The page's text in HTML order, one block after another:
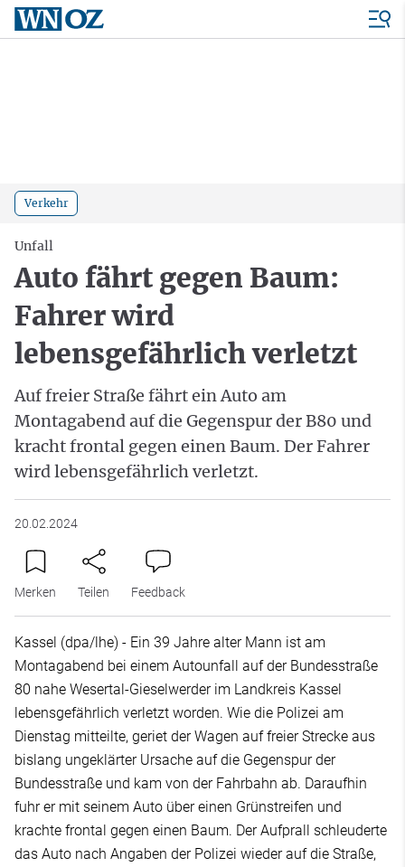
Verkehr
Unfall
Auto fährt gegen Baum:
Fahrer wird
lebensgefährlich verletzt
Auf freier Straße fährt ein Auto am
Montagabend auf die Gegenspur der B80 und
kracht frontal gegen einen Baum. Der Fahrer
wird lebensgefährlich verletzt.
20.02.2024
Merken Teilen Feedback
Kassel (dpa/lhe) - Ein 39 Jahre alter Mann ist am
Montagabend bei einem Autounfall auf der Bundesstraße
80 nahe Wesertal-Gieselwerder im Landkreis Kassel
lebensgefährlich verletzt worden. Wie die Polizei am
Dienstag mitteilte, geriet der Wagen auf freier Strecke aus
bislang ungeklärter Ursache auf die Gegenspur der
Bundesstraße und kam von der Fahrbahn ab. Daraufhin
fuhr er mit seinem Auto über einen Grünstreifen und
krachte frontal gegen einen Baum. Der Aufprall schleuderte
das Auto nach Angaben der Polizei wieder auf die Straße,